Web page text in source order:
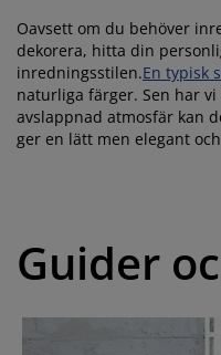
Oavsett om du behöver
dekorera, hitta din
inredningsstilen.En typisk
naturliga färger. Sen har
avslappnad atmosfär kan
ger en lätt men elegant
Guider